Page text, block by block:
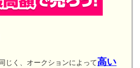
じく、オークションによって高い